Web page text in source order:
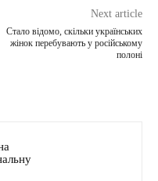
Next article
Стало відомо, скільки українських
жінок перебувають у російському
полоні